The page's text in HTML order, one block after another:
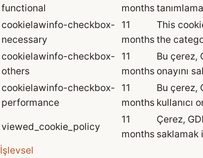
functional
months
cookielawinfo-checkbox-
necessary
11
months
This
the
cookielawinfo-checkbox-
others
11
months
Bu çerez,
onayını
cookielawinfo-checkbox-
performance
11
months
Bu çerez,
kullanıcı
viewed_cookie_policy
11
months
Çerez,
saklamak
İşlevsel